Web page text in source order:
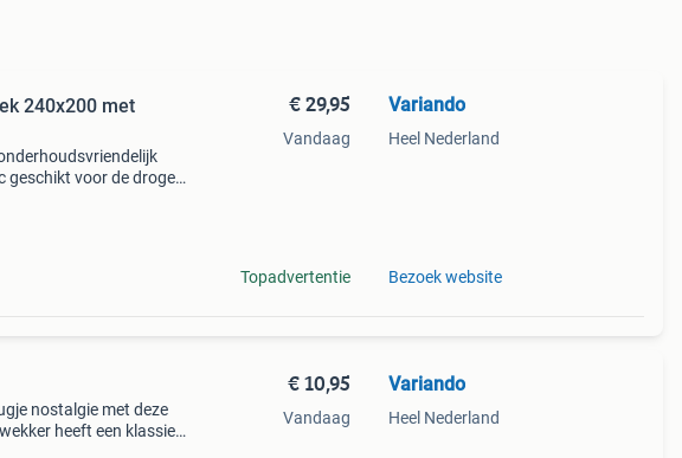
240x200 met
geschikt voor de droger
€ 29,95
Vandaag
Topadvertentie
Variando
Heel Nederland
Bezoek website
nostalgie met deze
heeft een klassiek
€ 10,95
Vandaag
Variando
Heel Nederland